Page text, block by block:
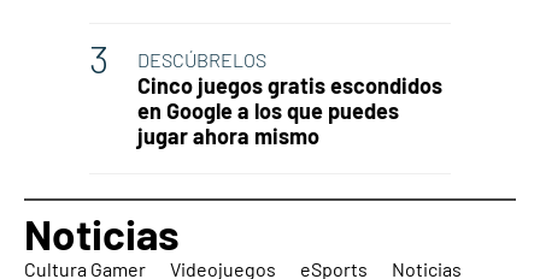
DESCÚBRELOS
Cinco juegos gratis escondidos
en Google a los que puedes
jugar ahora mismo
Noticias
Cultura Gamer Videojuegos eSports
Noticias